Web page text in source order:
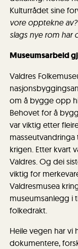
Kulturrådet sine
vore opptekne
slags nye rom har
Museumsarbeid
Valdres
om å bygge opp
Behovet for å
var viktig etter
krigen. Etter kvart
Valdres. Og dei
viktig for
Valdresmusea
museumsanlegg i
folkedrakt.
Heile vegen har vi
dokumentere,